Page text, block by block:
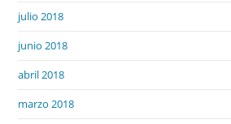
julio 2018
junio 2018
abril 2018
marzo 2018